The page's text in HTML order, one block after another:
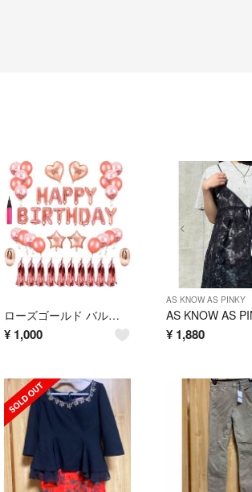
ローズゴールド バルーンセット 誕生日演出用
¥ 1,000
AS KNOW AS PINKY
¥ 1,880